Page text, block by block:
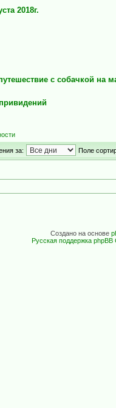
2018г.
с собачкой на
за:
Поле
Создано на основе
Русская поддержка phpBB